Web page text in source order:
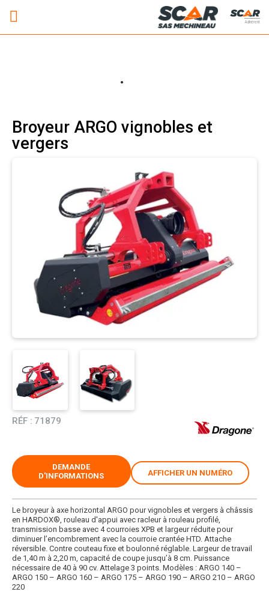
Adhérent
Broyeur ARGO vignobles et
vergers
RÉF : 71879
Le broyeur à axe horizontal ARGO pour vignobles et vergers à châssis
en HARDOX®, rouleau d'appui avec racleur à rouleau profilé,
transmission basse avec 4 courroies XPB et largeur réduite pour
diminuer l’encombrement avec la courroie crantée HTD. Attache
réversible. Contre couteau fixe et boulonné réglable. Largeur de travail
de 1,40 m à 2,20 m, capacité de coupe jusqu’à 8 cm. Puissance
nécessaire de 40 à 90 cv. Attelage 3 points. Modèles : ARGO 140 –
ARGO 150 – ARGO 160 – ARGO 175 – ARGO 190 – ARGO 210 – ARGO
220
DEMANDE
D'INFORMATIONS
AFFICHER UN NUMÉRO